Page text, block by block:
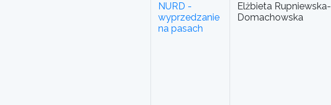
NURD -
wyprzedzanie
na pasach
Elżbieta Rupniewska-
Domachowska